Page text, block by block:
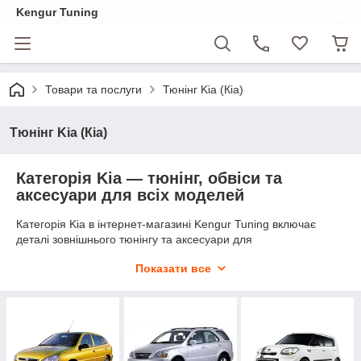
Kengur Tuning
Товари та послуги Тюнінг Kia (Кіа)
Тюнінг Kia (Кіа)
Категорія Kia — тюнінг, обвіси та
аксесуари для всіх моделей
Категорія Kia в інтернет-магазині Kengur Tuning включає
деталі зовнішнього тюнінгу та аксесуари для
представлені рішення для захисту та персоналізації
Асортимент охоплює кросовери та компактні моделі різних
поколінь — Sportage, Sorento, Soul та Rio — що дозволяє
Показати все